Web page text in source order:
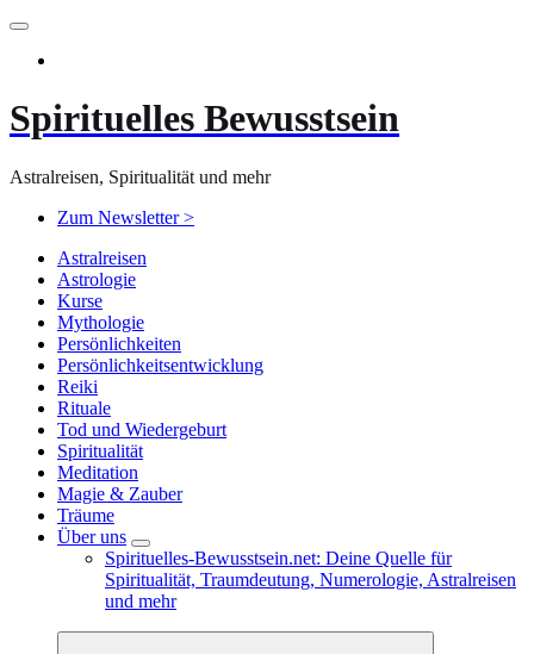
Zum
springen
Spirituelles Bewusstsein
Astralreisen, Spiritualität und mehr
Zum Newsletter >
Astralreisen
Astrologie
Kurse
Mythologie
Persönlichkeiten
Persönlichkeitsentwicklung
Reiki
Rituale
Tod und Wiedergeburt
Spiritualität
Meditation
Magie & Zauber
Träume
Über uns
Spirituelles-Bewusstsein.net: Deine Quelle für
Spiritualität, Traumdeutung, Numerologie, Astralreisen
und mehr